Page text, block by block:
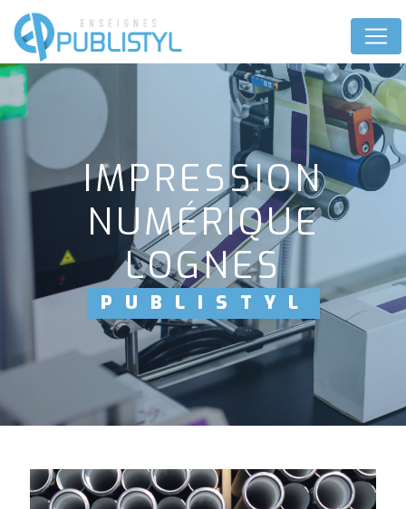
IMPRESSION
NUMÉRIQUE
LOGNES
PUBLISTYL
Panneau de gestion des cookies